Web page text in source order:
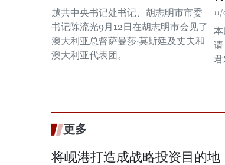
越共中央书记处书记、胡志明市市委
书记陈流光9月12日在胡志明市会见了
澳大利亚总督萨曼莎·莫斯廷及丈夫和
澳大利亚代表团。
请
君
更多
将岘港打造成战略投资目的地